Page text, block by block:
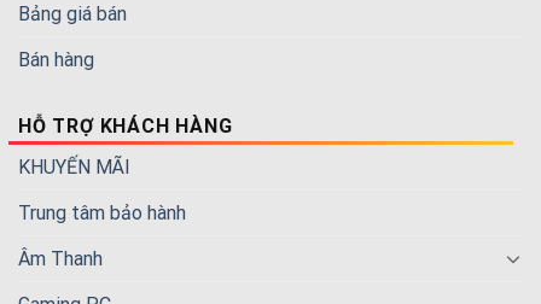
Bảng giá bán
Bán hàng
HỖ TRỢ KHÁCH HÀNG
KHUYẾN MÃI
Trung tâm bảo hành
Âm Thanh